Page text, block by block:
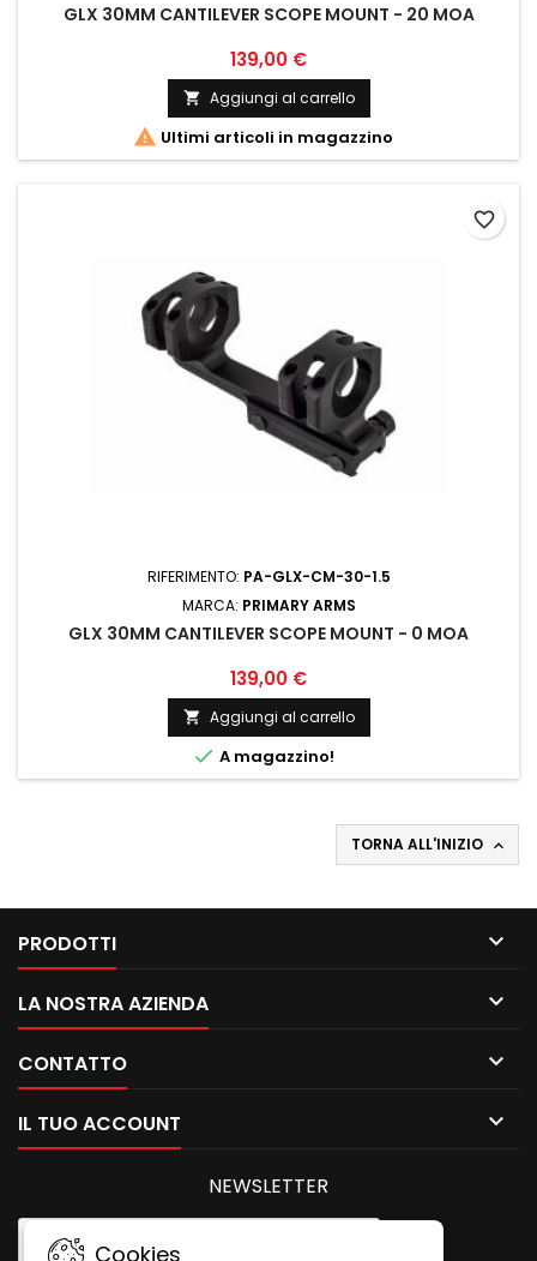
GLX 30MM CANTILEVER SCOPE MOUNT - 20 MOA
139,00 €
 Aggiungi al carrello
 Ultimi articoli in magazzino
RIFERIMENTO: PA-GLX-CM-30-1.5
MARCA: PRIMARY ARMS
GLX 30MM CANTILEVER SCOPE MOUNT - 0 MOA
139,00 €
 Aggiungi al carrello
 A magazzino!
favorite_border
TORNA ALL'INIZIO 
PRODOTTI 
LA NOSTRA AZIENDA 
CONTATTO 
Cookies
IL TUO ACCOUNT 
NEWSLETTER